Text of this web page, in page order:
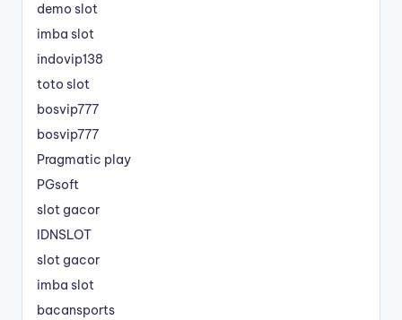
demo slot
imba slot
indovip138
toto slot
bosvip777
bosvip777
Pragmatic play
PGsoft
slot gacor
IDNSLOT
slot gacor
imba slot
bacansports